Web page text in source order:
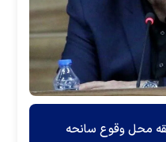
محل وقوع سانحه